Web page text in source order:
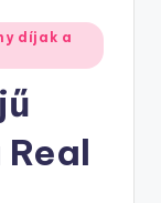
díjak a